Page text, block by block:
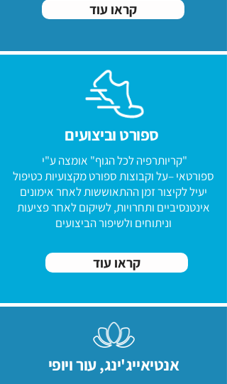
קראו עוד
ספורט וביצועים
"קריותרפיה לכל הגוף" אומצה ע"י
ספורטאי –על וקבוצות ספורט מקצועיות כטיפול
יעיל לקיצור זמן ההתאוששות לאחר אימונים
אינטנסיביים ותחרויות, לשיקום לאחר פציעות
וניתוחים ולשיפור הביצועים
קראו עוד
אנטיאייג'ינג, עור ויופי